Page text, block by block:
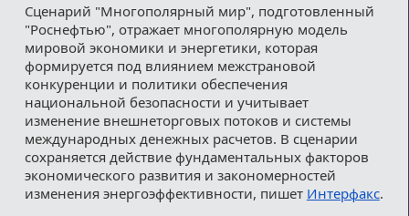
Сценарий "Многополярный мир", подготовленный
"Роснефтью", отражает многополярную модель
мировой экономики и энергетики, которая
формируется под влиянием межстрановой
конкуренции и политики обеспечения
национальной безопасности и учитывает
изменение внешнеторговых потоков и системы
международных денежных расчетов. В сценарии
сохраняется действие фундаментальных факторов
экономического развития и закономерностей
изменения энергоэффективности, пишет Интерфакс.